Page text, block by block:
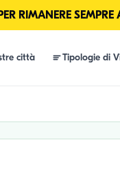
RIMANERE
città Tipologie di